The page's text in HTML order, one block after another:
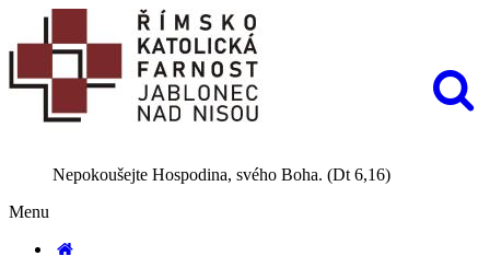
Nepokoušejte Hospodina, svého Boha. (Dt 6,16)
Menu